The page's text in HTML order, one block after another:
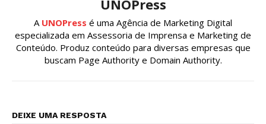
UNOPress
A UNOPress é uma Agência de Marketing Digital
especializada em Assessoria de Imprensa e Marketing de
Conteúdo. Produz conteúdo para diversas empresas que
buscam Page Authority e Domain Authority.
DEIXE UMA RESPOSTA